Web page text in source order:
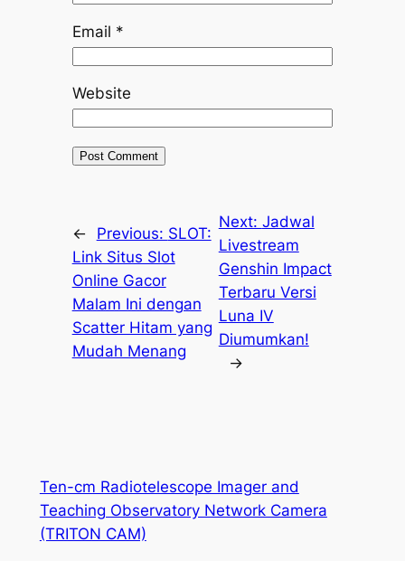
Email *
Website
← Previous: SLOT:
Link Situs Slot
Online Gacor
Malam Ini dengan
Scatter Hitam yang
Mudah Menang
Next: Jadwal
Livestream
Genshin Impact
Terbaru Versi
Luna IV
Diumumkan!
→
Ten-cm Radiotelescope Imager and
Teaching Observatory Network Camera
(TRITON CAM)